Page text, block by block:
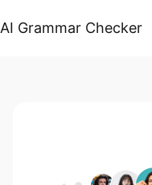
AI Grammar Checker